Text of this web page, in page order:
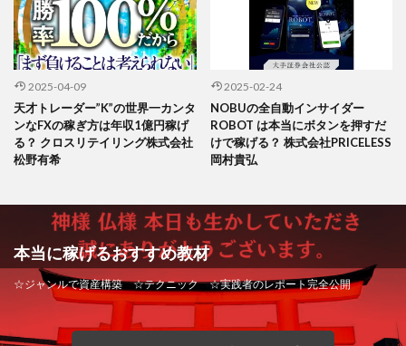
2025-04-09
天才トレーダー”K”の世界一カンタ
ンなFXの稼ぎ方は年収1億円稼げ
る？ クロスリテイリング株式会社
松野有希
2025-02-24
NOBUの全自動インサイダー
ROBOT は本当にボタンを押すだ
けで稼げる？ 株式会社PRICELESS
岡村貴弘
本当に稼げるおすすめ教材
☆ジャンルで資産構築 ☆テクニック ☆実践者のレポート完全公開